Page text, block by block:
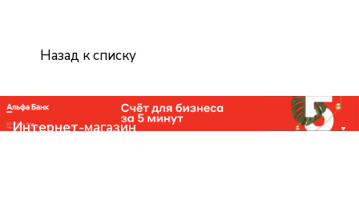
Назад к списку
Интернет-магазин